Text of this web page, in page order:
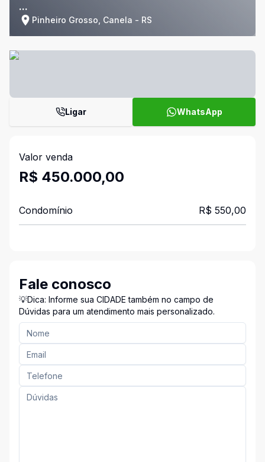
...
Pinheiro Grosso, Canela - RS
Ligar WhatsApp
Valor venda
R$ 450.000,00
Condomínio R$ 550,00
Fale conosco
💡Dica: Informe sua CIDADE também no campo de
Dúvidas para um atendimento mais personalizado.